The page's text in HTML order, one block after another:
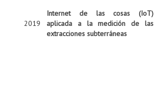
2019
Internet de las cosas (IoT)
aplicada a la medición de las
extracciones subterráneas